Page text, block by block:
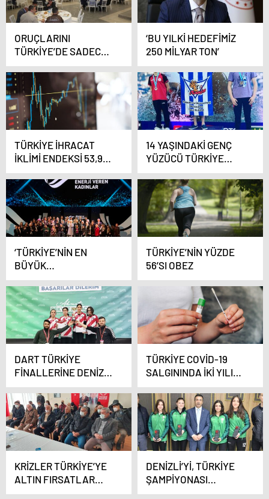
ORUÇLARINI
TÜRKİYE’DE SADECE 3
TANE BULUNAN ÖZEL
SİSTEMLE AÇIYORLAR
‘BU YILKİ HEDEFİMİZ
250 MİLYAR TON’
TÜRKİYE İHRACAT
İKLİMİ ENDEKSİ 53,9
OLDU
14 YAŞINDAKİ GENÇ
YÜZÜCÜ TÜRKİYE
ŞAMPİYONLUĞUNA
KULAÇ ATTI
‘TÜRKİYE’NİN EN
BÜYÜK
PROJELERİNDE
KADINLARIN
DOKUNUŞUNU
GÖRECEKSİNİZ’
TÜRKİYE’NİN YÜZDE
56’SI OBEZ
DART TÜRKİYE
FİNALLERİNE DENİZLİ
OKULLARI DAMGA
VURDU
TÜRKİYE COVİD-19
SALGININDA İKİ YILI
GERİDE BIRAKTI
KRİZLER TÜRKİYE’YE
ALTIN FIRSATLAR
SUNUYOR!
DENİZLİ’Yİ, TÜRKİYE
ŞAMPİYONASI
FİNALİNDE TEMSİL